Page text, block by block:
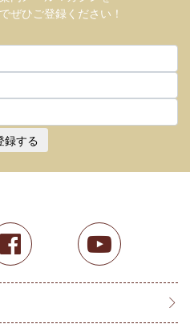
ぜひご登録ください！
録する